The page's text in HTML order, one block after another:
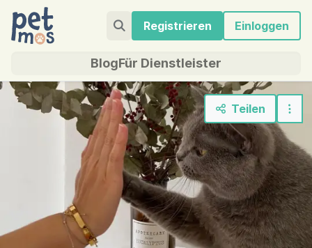
Registrieren Einloggen
BlogFür Dienstleister
Teilen